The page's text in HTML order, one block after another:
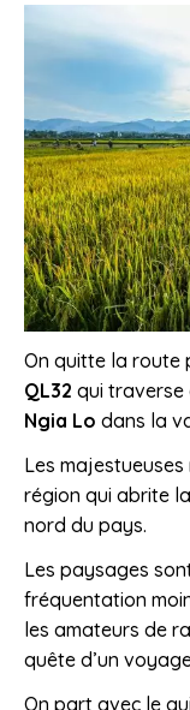
On quitte la route
QL32 qui traverse
Ngia Lo dans la
Les
région qui abrite
nord du pays.
Les paysages
fréquentation
les amateurs de
quête d’un
On part avec le